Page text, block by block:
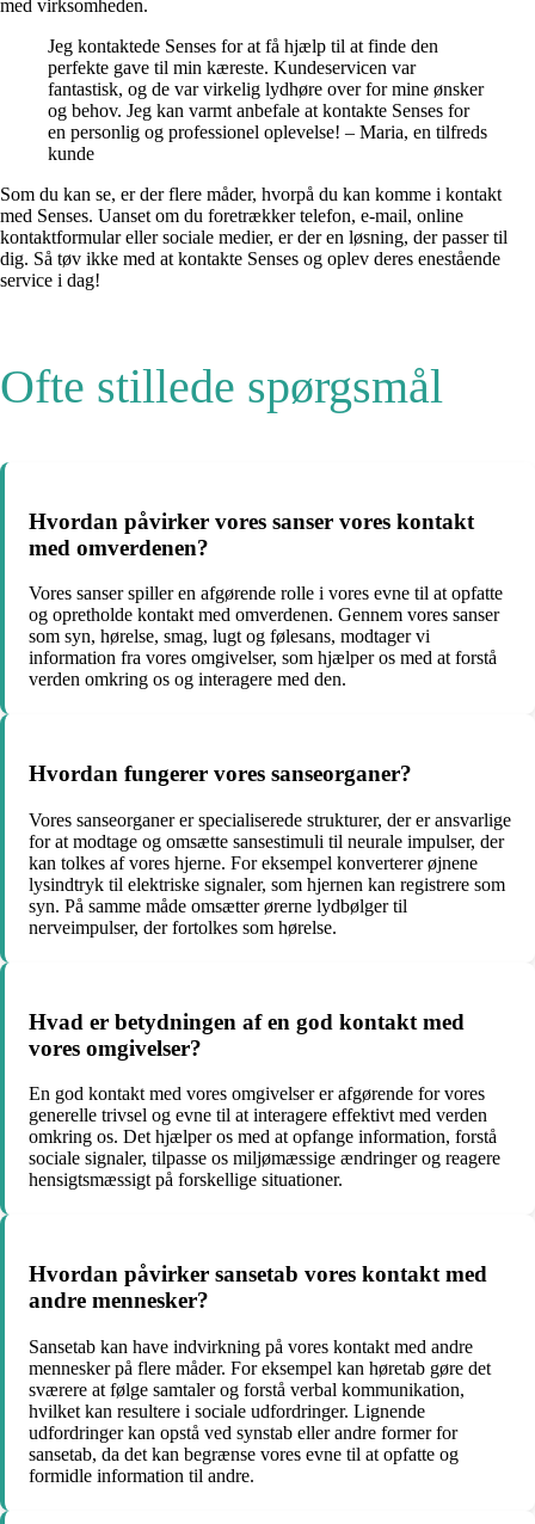
med virksomheden.
Jeg kontaktede Senses for at få hjælp til at finde den
perfekte gave til min kæreste. Kundeservicen var
fantastisk, og de var virkelig lydhøre over for mine ønsker
og behov. Jeg kan varmt anbefale at kontakte Senses for
en personlig og professionel oplevelse! – Maria, en tilfreds
kunde
Som du kan se, er der flere måder, hvorpå du kan komme i kontakt
med Senses. Uanset om du foretrækker telefon, e-mail, online
kontaktformular eller sociale medier, er der en løsning, der passer til
dig. Så tøv ikke med at kontakte Senses og oplev deres enestående
service i dag!
Ofte stillede spørgsmål
Hvordan påvirker vores sanser vores kontakt
med omverdenen?
Vores sanser spiller en afgørende rolle i vores evne til at opfatte
og opretholde kontakt med omverdenen. Gennem vores sanser
som syn, hørelse, smag, lugt og følesans, modtager vi
information fra vores omgivelser, som hjælper os med at forstå
verden omkring os og interagere med den.
Hvordan fungerer vores sanseorganer?
Vores sanseorganer er specialiserede strukturer, der er ansvarlige
for at modtage og omsætte sansestimuli til neurale impulser, der
kan tolkes af vores hjerne. For eksempel konverterer øjnene
lysindtryk til elektriske signaler, som hjernen kan registrere som
syn. På samme måde omsætter ørerne lydbølger til
nerveimpulser, der fortolkes som hørelse.
Hvad er betydningen af en god kontakt med
vores omgivelser?
En god kontakt med vores omgivelser er afgørende for vores
generelle trivsel og evne til at interagere effektivt med verden
omkring os. Det hjælper os med at opfange information, forstå
sociale signaler, tilpasse os miljømæssige ændringer og reagere
hensigtsmæssigt på forskellige situationer.
Hvordan påvirker sansetab vores kontakt med
andre mennesker?
Sansetab kan have indvirkning på vores kontakt med andre
mennesker på flere måder. For eksempel kan høretab gøre det
sværere at følge samtaler og forstå verbal kommunikation,
hvilket kan resultere i sociale udfordringer. Lignende
udfordringer kan opstå ved synstab eller andre former for
sansetab, da det kan begrænse vores evne til at opfatte og
formidle information til andre.